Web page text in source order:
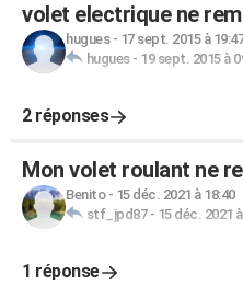
volet electrique ne
hugues- 17 sept. 2015 à 19:47
hugues- 19 sept. 2015 à
2 réponses
Mon volet roulant ne
Benito- 15 déc. 2021 à 18:40
stf_jpd87- 15 déc. 2021
1 réponse